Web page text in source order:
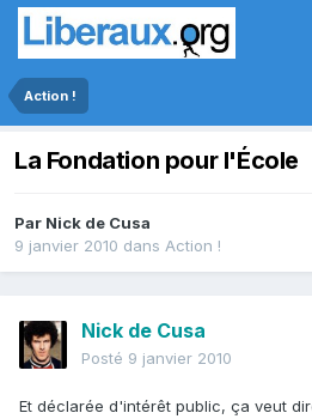
Action !
La Fondation pour l'École
Par Nick de Cusa
9 janvier 2010 dans Action !
Nick de Cusa
Posté 9 janvier 2010
Et déclarée d'intérêt public, ça veut